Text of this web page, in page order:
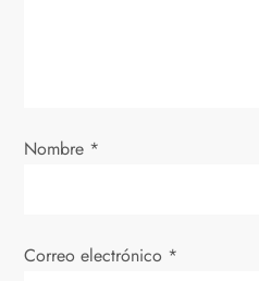
e
t
Nombre *
Correo electrónico *